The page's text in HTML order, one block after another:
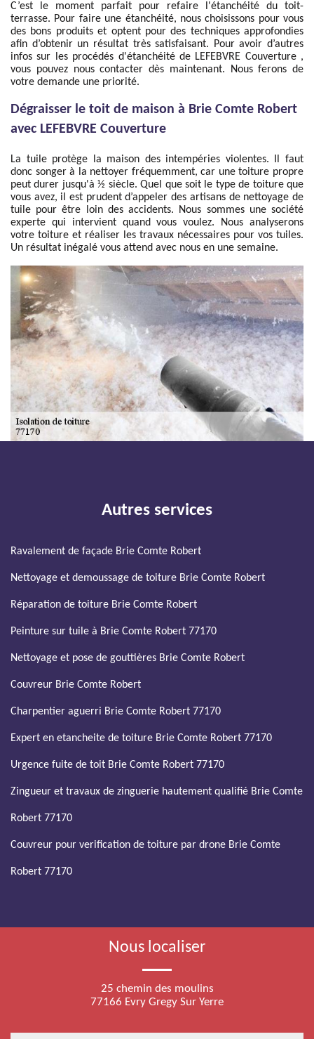
C’est le moment parfait pour refaire l'étanchéité du toit-
terrasse. Pour faire une étanchéité, nous choisissons pour vous
des bons produits et optent pour des techniques approfondies
afin d’obtenir un résultat très satisfaisant. Pour avoir d’autres
infos sur les procédés d'étanchéité de LEFEBVRE Couverture ,
vous pouvez nous contacter dès maintenant. Nous ferons de
votre demande une priorité.
Dégraisser le toit de maison à Brie Comte Robert
avec LEFEBVRE Couverture
La tuile protège la maison des intempéries violentes. Il faut
donc songer à la nettoyer fréquemment, car une toiture propre
peut durer jusqu'à ½ siècle. Quel que soit le type de toiture que
vous avez, il est prudent d’appeler des artisans de nettoyage de
tuile pour être loin des accidents. Nous sommes une société
experte qui intervient quand vous voulez. Nous analyserons
votre toiture et réaliser les travaux nécessaires pour vos tuiles.
Un résultat inégalé vous attend avec nous en une semaine.
Autres services
Ravalement de façade Brie Comte Robert
Nettoyage et demoussage de toiture Brie Comte Robert
Réparation de toiture Brie Comte Robert
Peinture sur tuile à Brie Comte Robert 77170
Nettoyage et pose de gouttières Brie Comte Robert
Couvreur Brie Comte Robert
Charpentier aguerri Brie Comte Robert 77170
Expert en etancheite de toiture Brie Comte Robert 77170
Urgence fuite de toit Brie Comte Robert 77170
Zingueur et travaux de zinguerie hautement qualifié Brie Comte
Robert 77170
Couvreur pour verification de toiture par drone Brie Comte
Robert 77170
Nous localiser
25 chemin des moulins
77166 Evry Gregy Sur Yerre